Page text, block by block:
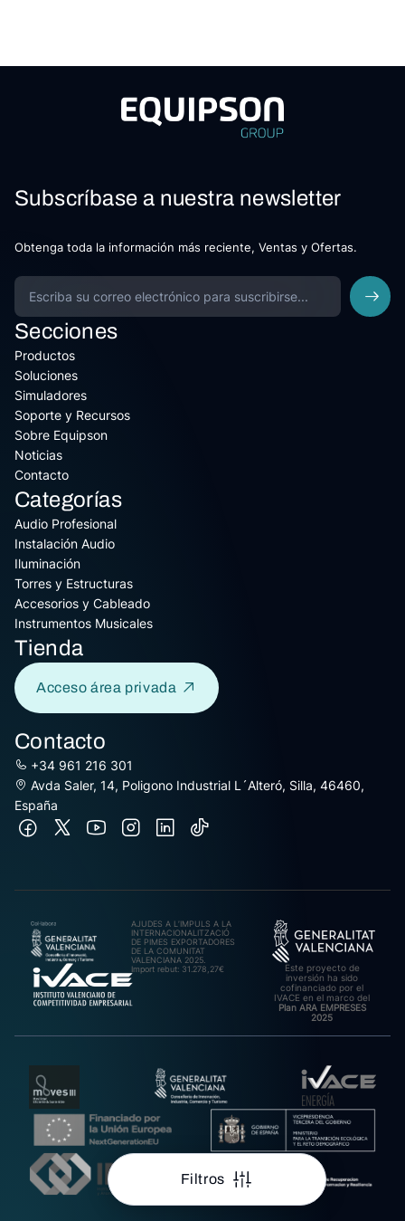
Filtros
Subscríbase a nuestra newsletter
Obtenga toda la información más reciente, Ventas y Ofertas.
Secciones
Productos
Soluciones
Simuladores
Soporte y Recursos
Sobre Equipson
Noticias
Contacto
Categorías
Audio Profesional
Instalación Audio
Iluminación
Torres y Estructuras
Accesorios y Cableado
Instrumentos Musicales
Tienda
Acceso área privada
Contacto
+34 961 216 301
Avda Saler, 14, Poligono Industrial L´Alteró, Silla, 46460,
España
AJUDES A L’IMPULS A LA
INTERNACIONALITZACIÓ
DE PIMES EXPORTADORES
DE LA COMUNITAT
VALENCIANA 2025.
Import rebut: 31.278,27€
Este proyecto de
inversión ha sido
cofinanciado por el
IVACE en el marco del
Plan ARA EMPRESES
2025